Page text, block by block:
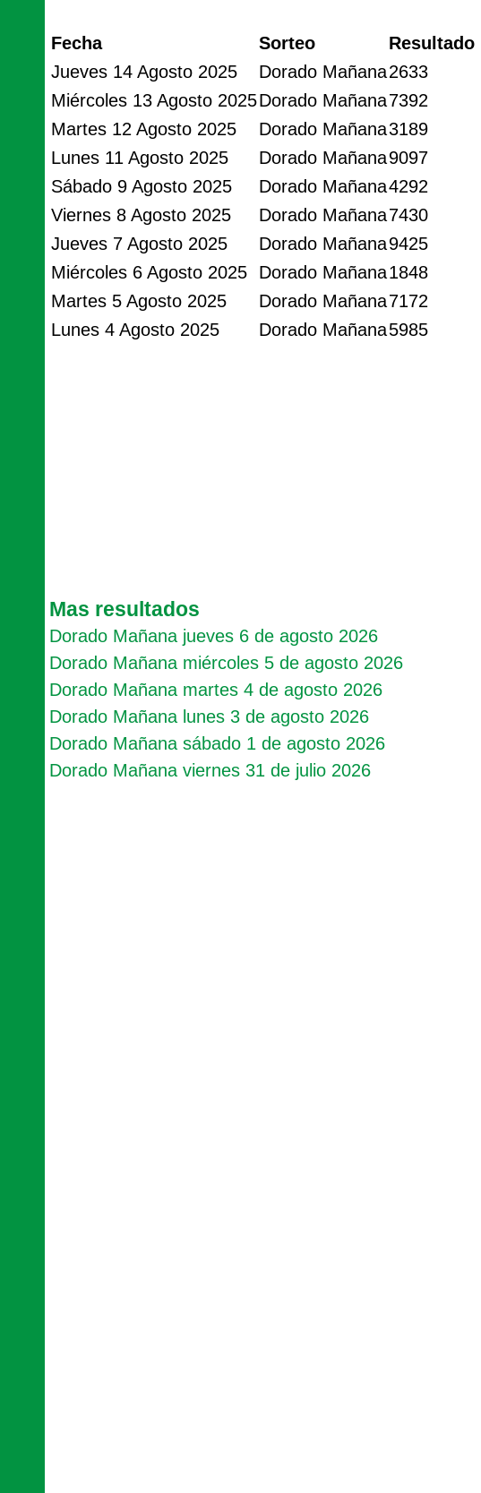
Fecha Sorteo
Resultado
Jueves 14 Agosto 2025
Dorado Mañana2633
Miércoles 13 Agosto 2025Dorado Mañana7392
Martes 12 Agosto 2025
Dorado Mañana3189
Lunes 11 Agosto 2025
Dorado Mañana9097
Sábado 9 Agosto 2025
Dorado Mañana4292
Viernes 8 Agosto 2025
Dorado Mañana7430
Jueves 7 Agosto 2025
Dorado Mañana9425
Miércoles 6 Agosto 2025
Dorado Mañana1848
Martes 5 Agosto 2025
Dorado Mañana7172
Lunes 4 Agosto 2025
Dorado Mañana5985
Mas resultados
Dorado Mañana jueves 6 de agosto 2026
Dorado Mañana miércoles 5 de agosto 2026
Dorado Mañana martes 4 de agosto 2026
Dorado Mañana lunes 3 de agosto 2026
Dorado Mañana sábado 1 de agosto 2026
Dorado Mañana viernes 31 de julio 2026